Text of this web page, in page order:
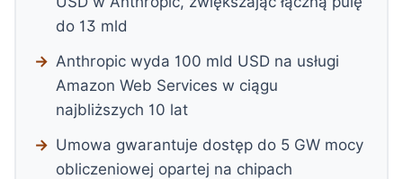
do 13 mld
Anthropic wyda 100 mld USD na usługi
Amazon Web Services w ciągu
najbliższych 10 lat
Umowa gwarantuje dostęp do 5 GW mocy
obliczeniowej opartej na chipach